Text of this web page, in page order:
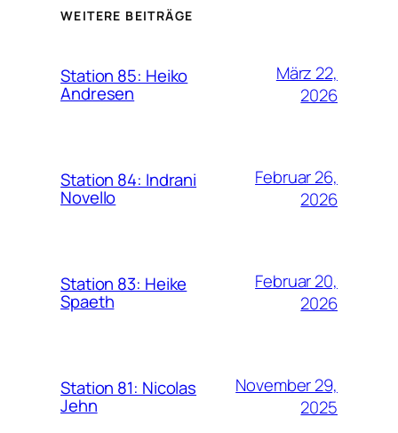
WEITERE BEITRÄGE
Station 85: Heiko
Andresen
März 22,
2026
Station 84: Indrani
Novello
Februar 26,
2026
Station 83: Heike
Spaeth
Februar 20,
2026
Station 81: Nicolas
Jehn
November 29,
2025